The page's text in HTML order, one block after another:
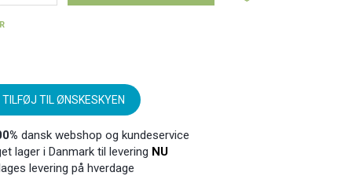
TILFØJ TIL ØNSKESKYEN
dansk webshop og kundeservice
lager i Danmark til levering NU
levering på hverdage